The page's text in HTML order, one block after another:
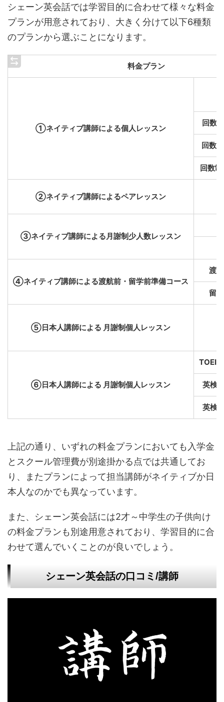
シェーン英会話では学習目的に合わせて様々な料金
プランが用意されており、大きく分けて以下6種類
のプランから選ぶことになります。
料金プラン
①ネイティブ講師による個人レッスン
回数
回数
回数
②ネイティブ講師によるペアレッスン
③ネイティブ講師による月謝制少人数レッスン
④ネイティブ講師による渡航前・留学前準備コース
渡
留
⑤日本人講師による 月謝制個人レッスン
⑥日本人講師による 月謝制個人レッスン 英検®
英検®
上記の通り、いずれの料金プランにおいても入学金
とスクール管理費が別途掛かる点では共通してお
り、またプランによって担当講師がネイティブか日
本人なのかでも異なっています。
また、シェーン英会話には2才～中学生の子供向け
の料金プランも別途用意されており、学習目的に合
わせて選んでいくことのが良いでしょう。
シェーン英会話の口コミ/講師